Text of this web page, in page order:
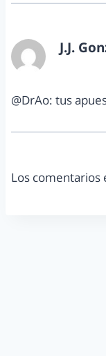
J.J.
@DrAo: tus
Los comentarios